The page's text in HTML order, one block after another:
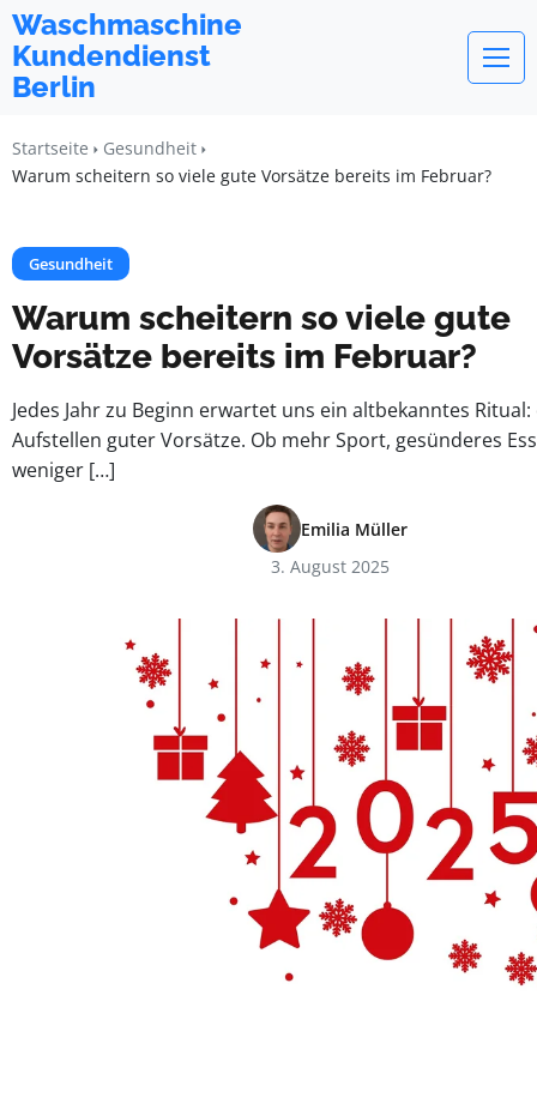
Waschmaschine
Kundendienst
Berlin
Startseite
Gesundheit
Warum scheitern so viele gute Vorsätze bereits im Februar?
Gesundheit
Warum scheitern so viele gute
Vorsätze bereits im Februar?
Jedes Jahr zu Beginn erwartet uns ein altbekanntes Ritual:
Aufstellen guter Vorsätze. Ob mehr Sport, gesünderes
weniger […]
Emilia Müller
3. August 2025